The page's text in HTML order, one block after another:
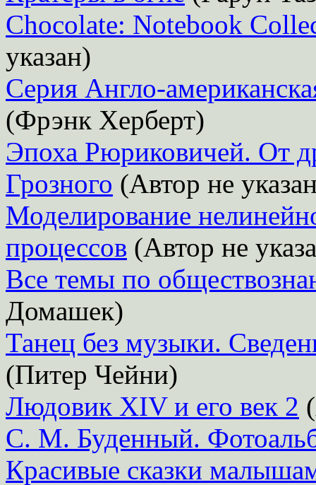
Chocolate: Notebook
указан)
Серия Англо-
(Фрэнк Херберт)
Эпоха Рюриковичей. От
Грозного (Автор не
Моделирование
процессов (Автор не
Все темы по
Домашек)
Танец без музыки.
(Питер Чейни)
Людовик XIV и его век 2
С. М. Буденный.
Красивые сказки